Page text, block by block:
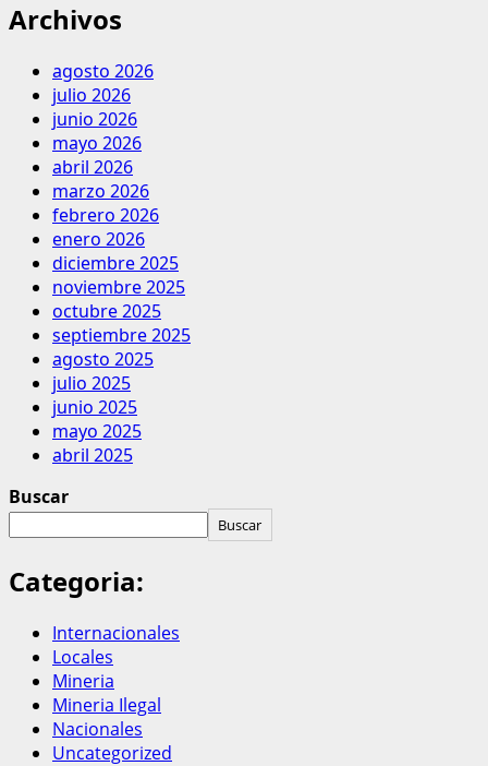
Archivos
agosto 2026
julio 2026
junio 2026
mayo 2026
abril 2026
marzo 2026
febrero 2026
enero 2026
diciembre 2025
noviembre 2025
octubre 2025
septiembre 2025
agosto 2025
julio 2025
junio 2025
mayo 2025
abril 2025
Buscar
Buscar
Categoria:
Internacionales
Locales
Mineria
Mineria Ilegal
Nacionales
Uncategorized